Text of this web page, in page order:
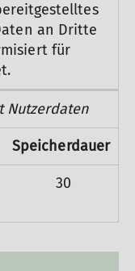
an Dritte
für
Nutzerdaten
Speicherdauer
30